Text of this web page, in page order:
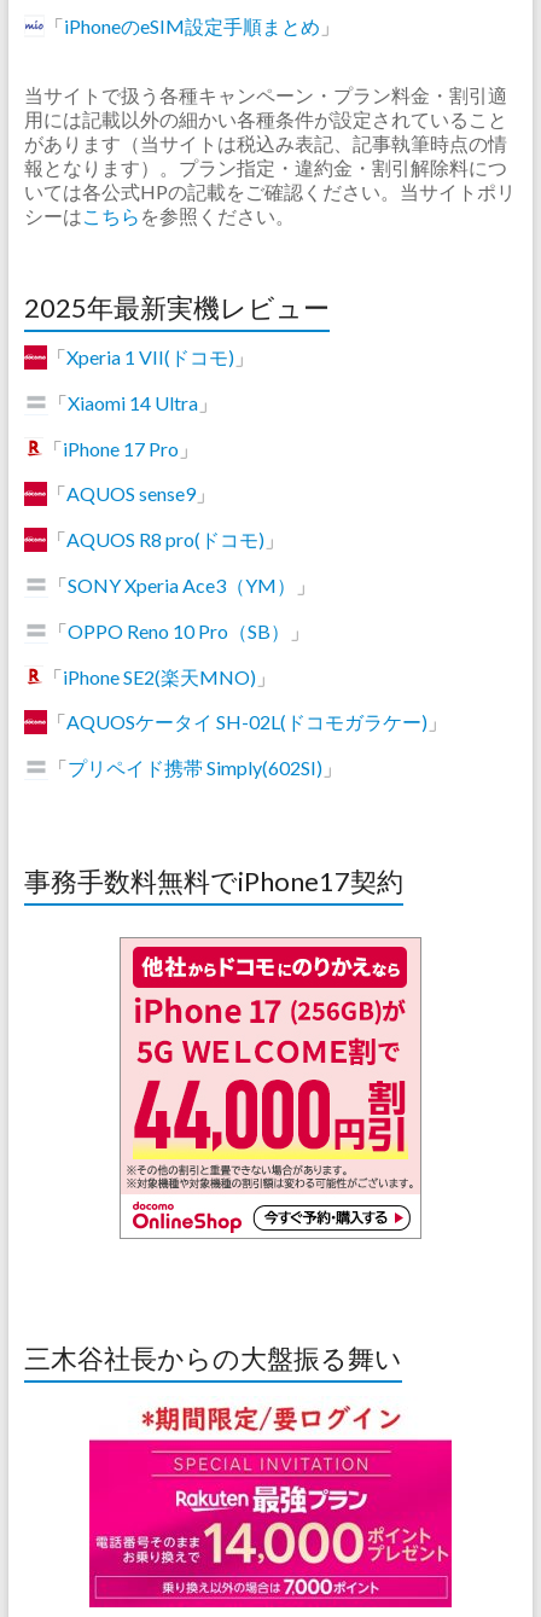
「iPhoneのeSIM設定手順まとめ 」
当サイトで扱う各種キャンペーン・プラン料金・割引適
用には記載以外の細かい各種条件が設定されていること
があります（当サイトは税込み表記、記事執筆時点の情
報となります）。プラン指定・違約金・割引解除料につ
いては各公式HPの記載をご確認ください。当サイトポリ
シーはこちら を参照ください。
2025年最新実機レビュー
「Xperia 1 VII(ドコモ)」
「Xiaomi 14 Ultra」
「iPhone 17 Pro」
「AQUOS sense9」
「AQUOS R8 pro(ドコモ)」
「SONY Xperia Ace3（YM）
」
「OPPO Reno 10 Pro（SB）
」
「iPhone SE2(楽天MNO)」
「AQUOSケータイ SH-02L(ドコモガラケー)」
「プリペイド携帯 Simply(602SI)」
事務手数料無料でiPhone17契約
三木谷社長からの大盤振る舞い